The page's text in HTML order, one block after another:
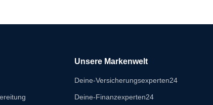
Unsere Markenwelt
Deine-Versicherungsexperten24
Deine-Finanzexperten24